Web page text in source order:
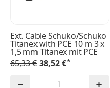
Ext. Cable Schuko/Schuko
Titanex with PCE 10 m 3 x
1,5 mm Titanex mit PCE
65,33 €38,52 €*